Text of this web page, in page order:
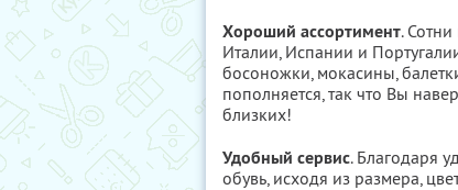
Хороший ассортимент.
Италии, Испании и
босоножки, мокасины,
пополняется, так что Вы
близких!
Удобный сервис. Благодаря
обувь, исходя из размера,